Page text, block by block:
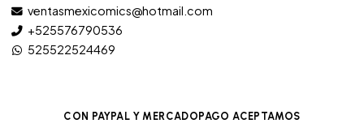
ventasmexicomics@hotmail.com
+525576790536
525522524469
CON PAYPAL Y MERCADOPAGO ACEPTAMOS